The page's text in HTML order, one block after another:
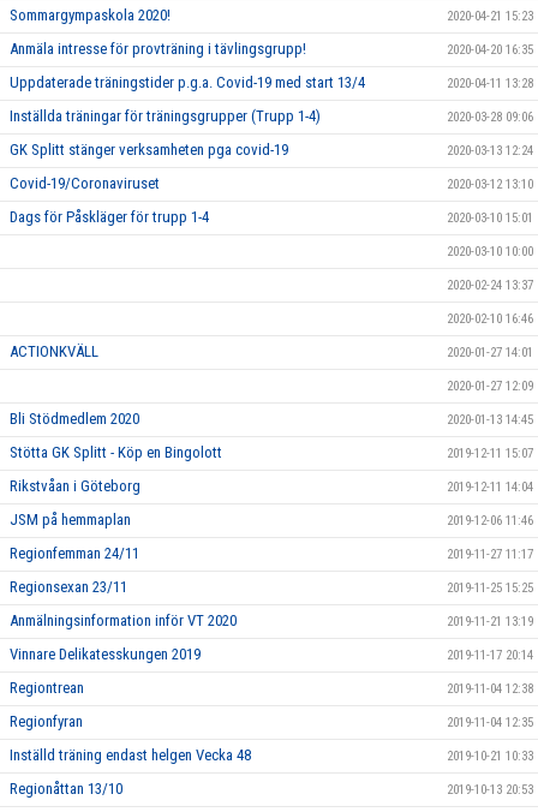
Sommargympaskola 2020! 2020-04-21 15:23
Anmäla intresse för provträning i tävlingsgrupp! 2020-04-20 16:35
Uppdaterade träningstider p.g.a. Covid-19 med start 13/4 2020-04-11 13:28
Inställda träningar för träningsgrupper (Trupp 1-4) 2020-03-28 09:06
GK Splitt stänger verksamheten pga covid-19 2020-03-13 12:24
Covid-19/Coronaviruset 2020-03-12 13:10
Dags för Påskläger för trupp 1-4 2020-03-10 15:01
2020-03-10 10:00
2020-02-24 13:37
2020-02-10 16:46
ACTIONKVÄLL 2020-01-27 14:01
2020-01-27 12:09
Bli Stödmedlem 2020 2020-01-13 14:45
Stötta GK Splitt - Köp en Bingolott 2019-12-11 15:07
Rikstvåan i Göteborg 2019-12-11 14:04
JSM på hemmaplan 2019-12-06 11:46
Regionfemman 24/11 2019-11-27 11:17
Regionsexan 23/11 2019-11-25 15:25
Anmälningsinformation inför VT 2020 2019-11-21 13:19
Vinnare Delikatesskungen 2019 2019-11-17 20:14
Regiontrean 2019-11-04 12:38
Regionfyran 2019-11-04 12:35
Inställd träning endast helgen Vecka 48 2019-10-21 10:33
Regionåttan 13/10 2019-10-13 20:53